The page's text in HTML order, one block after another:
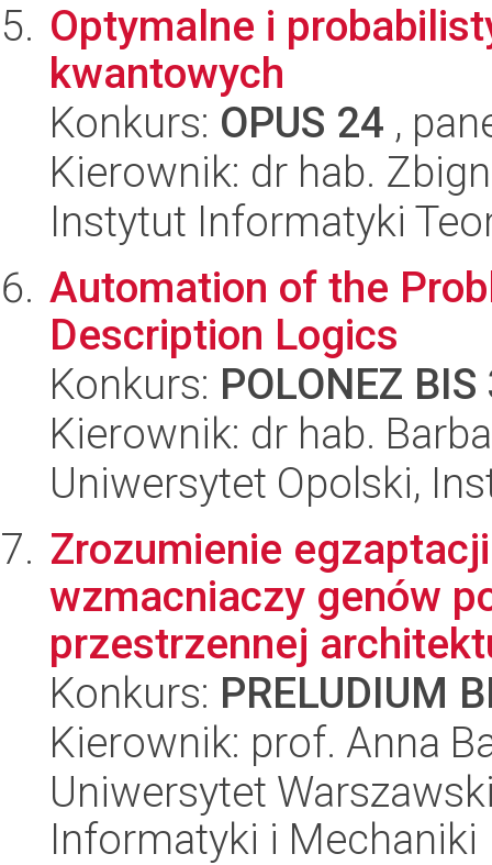
Optymalne i
kwantowych
Konkurs: OPUS 24 ,
Kierownik: dr hab.
Instytut Informatyki
Automation of the
Description Logics
Konkurs: POLONEZ BIS
Kierownik: dr hab.
Uniwersytet Opolski,
Zrozumienie
wzmacniaczy genów
przestrzennej
Konkurs: PRELUDIUM
Kierownik: prof. Anna
Uniwersytet
Informatyki i Mechaniki